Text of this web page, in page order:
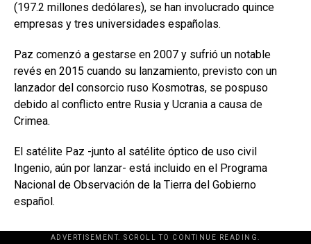
(197.2 millones dedólares), se han involucrado quince
empresas y tres universidades españolas.
Paz comenzó a gestarse en 2007 y sufrió un notable
revés en 2015 cuando su lanzamiento, previsto con un
lanzador del consorcio ruso Kosmotras, se pospuso
debido al conflicto entre Rusia y Ucrania a causa de
Crimea.
El satélite Paz -junto al satélite óptico de uso civil
Ingenio, aún por lanzar- está incluido en el Programa
Nacional de Observación de la Tierra del Gobierno
español.
ADVERTISEMENT. SCROLL TO CONTINUE READING.